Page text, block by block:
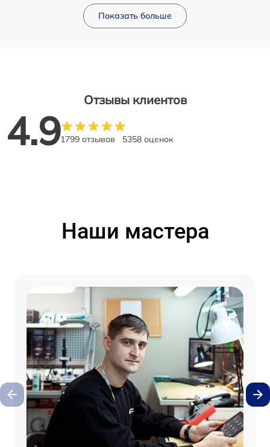
Показать больше
Отзывы клиентов
4.91799 отзывов 5358 оценок
Наши мастера